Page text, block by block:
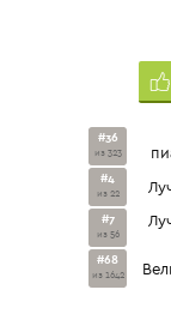
#36
из 323
#4
из 22
#7
из 56
#68
из 1642